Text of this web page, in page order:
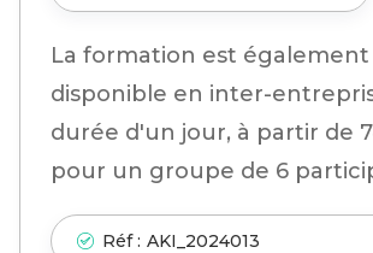
La formation est également
disponible en inter-
durée d'un jour, à partir de
pour un groupe de 6
Réf : AKI_2024013